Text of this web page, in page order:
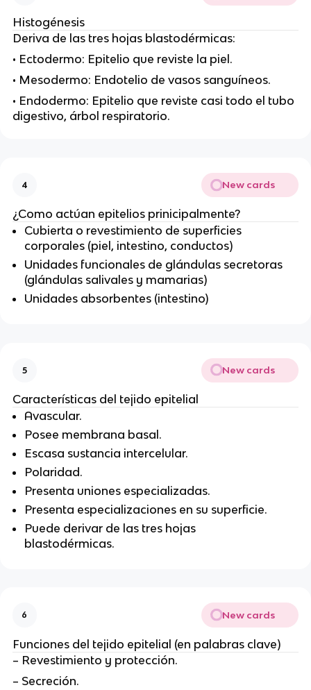
Histogénesis
Deriva de las tres hojas blastodérmicas:
• Ectodermo: Epitelio que reviste la piel.
• Mesodermo: Endotelio de vasos sanguíneos.
• Endodermo: Epitelio que reviste casi todo el tubo
digestivo, árbol respiratorio.
4 New cards
¿Como actúan epitelios prinicipalmente?
Cubierta o revestimiento de superficies
corporales (piel, intestino, conductos)
Unidades funcionales de glándulas secretoras
(glándulas salivales y mamarias)
Unidades absorbentes (intestino)
5 New cards
Características del tejido epitelial
Avascular.
Posee membrana basal.
Escasa sustancia intercelular.
Polaridad.
Presenta uniones especializadas.
Presenta especializaciones en su superficie.
Puede derivar de las tres hojas
blastodérmicas.
6 New cards
Funciones del tejido epitelial (en palabras clave)
– Revestimiento y protección.
– Secreción.